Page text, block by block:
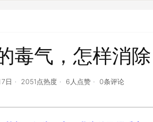
毒气，怎样消
日 2051点热度 6人点赞 0条评论